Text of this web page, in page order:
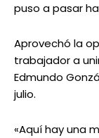
puso a pasar
Aprovechó la
trabajador a
Edmundo
julio.
«Aquí hay una